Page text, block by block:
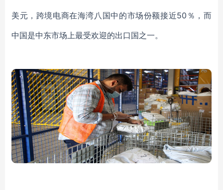
美元，跨境电商在海湾八国中的市场份额接近50％，而
中国是中东市场上最受欢迎的出口国之一。